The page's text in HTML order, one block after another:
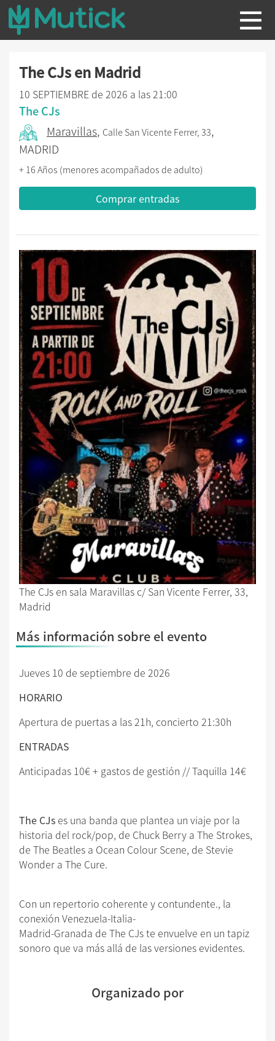
The CJs en Madrid
10 SEPTIEMBRE de 2026 a las 21:00
The CJs
Maravillas, Calle San Vicente Ferrer, 33,
MADRID
+ 16 Años (menores acompañados de adulto)
Comprar entradas
The CJs en sala Maravillas c/ San Vicente Ferrer, 33,
Madrid
Más información sobre el evento
Jueves 10 de septiembre de 2026
HORARIO
Apertura de puertas a las 21h, concierto 21:30h
ENTRADAS
Anticipadas 10€ + gastos de gestión // Taquilla 14€
The CJs es una banda que plantea un viaje por la
historia del rock/pop, de Chuck Berry a The Strokes,
de The Beatles a Ocean Colour Scene, de Stevie
Wonder a The Cure.
Con un repertorio coherente y contundente., la
conexión Venezuela-Italia-
Madrid-Granada de The CJs te envuelve en un tapiz
sonoro que va más allá de las versiones evidentes.
Organizado por